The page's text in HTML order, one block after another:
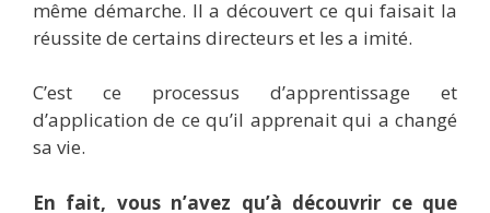
même démarche. Il a découvert ce qui faisait la
réussite de certains directeurs et les a imité.
C’est ce processus d’apprentissage et
d’application de ce qu’il apprenait qui a changé
sa vie.
En fait, vous n’avez qu’à découvrir ce que